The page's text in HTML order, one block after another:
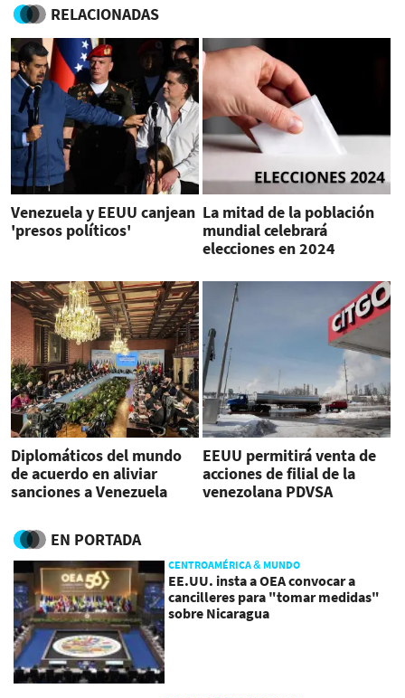
RELACIONADAS
Venezuela y EEUU canjean
'presos políticos'
La mitad de la población
mundial celebrará
elecciones en 2024
Diplomáticos del mundo
de acuerdo en aliviar
sanciones a Venezuela
EEUU permitirá venta de
acciones de filial de la
venezolana PDVSA
EN PORTADA
CENTROAMÉRICA & MUNDO
EE.UU. insta a OEA convocar a
cancilleres para "tomar medidas"
sobre Nicaragua